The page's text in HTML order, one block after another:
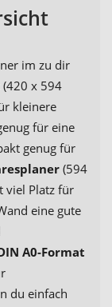
im zu dir
(420 x 594
kleinere
für eine
genug für
(594
viel Platz für
eine gute
A0-Format
du einfach